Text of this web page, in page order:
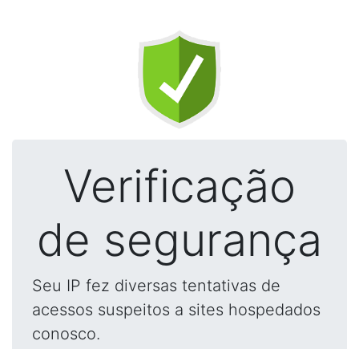
Verificação
de segurança
Seu IP fez diversas tentativas de
acessos suspeitos a sites hospedados
conosco.